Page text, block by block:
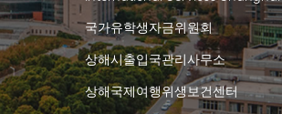
국가유학생자금위원회
상해시출입국관리사무소
상해국제여행위생보건센터